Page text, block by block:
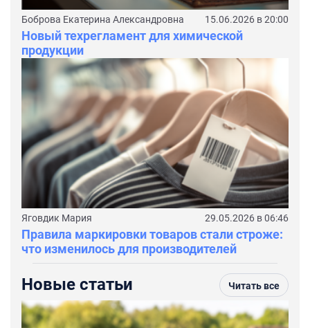
Боброва Екатерина Александровна 15.06.2026 в 20:00
Новый техрегламент для химической
продукции
Яговдик Мария 29.05.2026 в 06:46
Правила маркировки товаров стали строже:
что изменилось для производителей
Новые статьи Читать все